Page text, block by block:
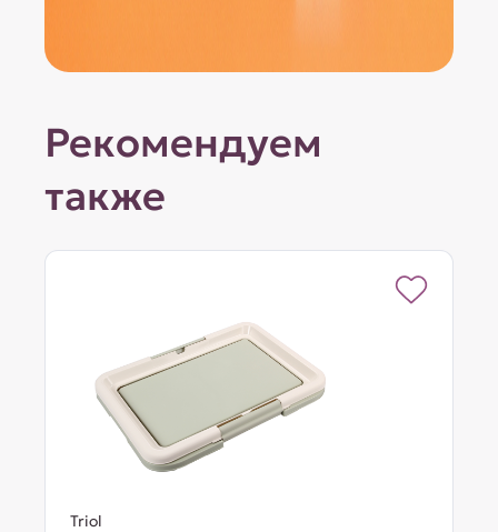
Рекомендуем
также
Triol